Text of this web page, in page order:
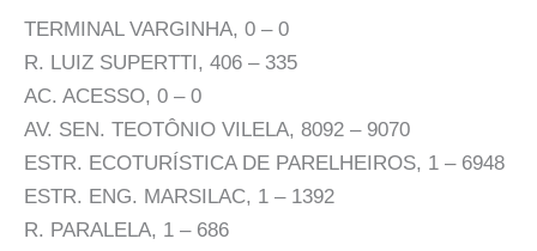
TERMINAL VARGINHA, 0 – 0
R. LUIZ SUPERTTI, 406 – 335
AC. ACESSO, 0 – 0
AV. SEN. TEOTÔNIO VILELA, 8092 – 9070
ESTR. ECOTURÍSTICA DE PARELHEIROS, 1 – 6948
ESTR. ENG. MARSILAC, 1 – 1392
R. PARALELA, 1 – 686